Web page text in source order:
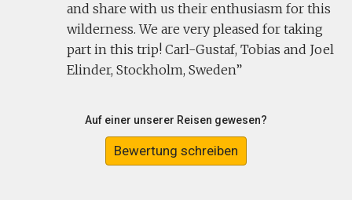
and share with us their enthusiasm for this
wilderness. We are very pleased for taking
part in this trip! Carl-Gustaf, Tobias and Joel
Elinder, Stockholm, Sweden
Auf einer unserer Reisen gewesen?
Bewertung schreiben